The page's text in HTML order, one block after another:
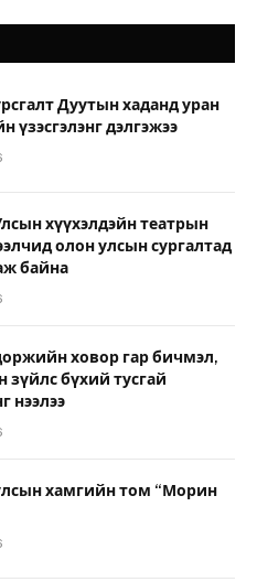
Дуутын хаданд уран
үзэсгэлэнг дэлгэжээ
хүүхэлдэйн театрын
олон улсын сургалтад
байна
ховор гар бичмэл,
зүйлс бүхий тусгай
нээлээ
хамгийн том “Морин